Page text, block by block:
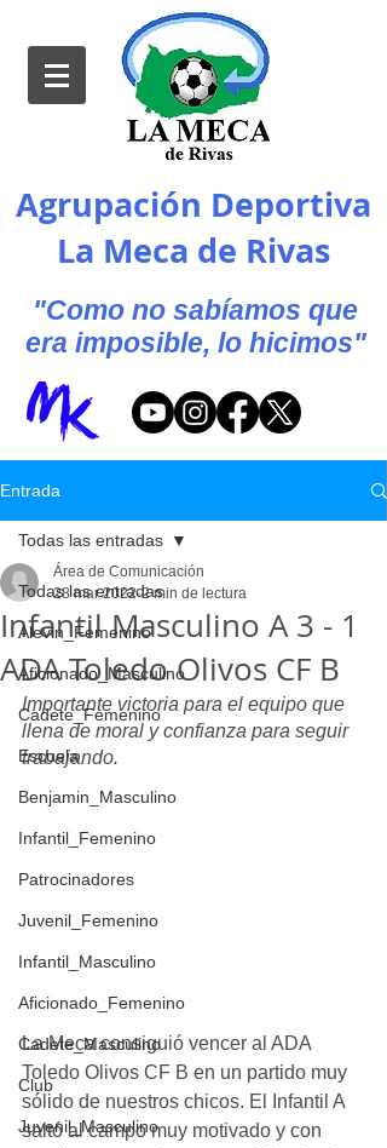
Agrupación Deportiva
La Meca de Rivas
"Como no sabíamos que
era imposible, lo hicimos"
Entrada
Todas las entradas
Alevin_Femenino
Aficionado_Masculino
Cadete_Femenino
Escuela
Benjamin_Masculino
Infantil_Femenino
Patrocinadores
Juvenil_Femenino
Infantil_Masculino
Aficionado_Femenino
Cadete_Masculino
Club
Juvenil_Masculino
Todas las entradas
Infantil Masculino A 3 - 1
ADA Toledo Olivos CF B
Área de Comunicación
28 mar 2022 2 min de lectura
Importante victoria para el equipo que
llena de moral y confianza para seguir
trabajando.
La Meca consiguió vencer al ADA
Toledo Olivos CF B en un partido muy
sólido de nuestros chicos. El Infantil A
saltó al campo muy motivado y con